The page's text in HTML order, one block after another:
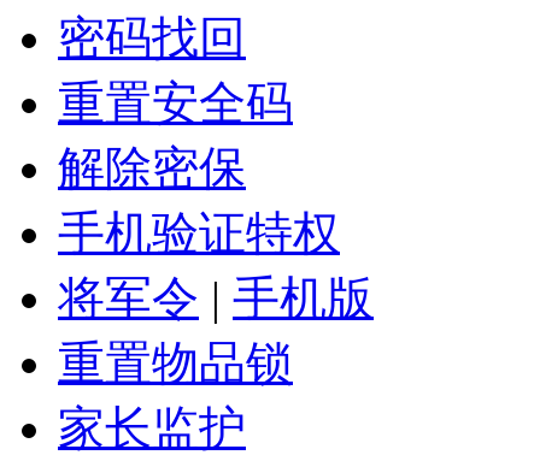
密码找回
重置安全码
解除密保
手机验证特权
将军令 | 手机版
重置物品锁
家长监护